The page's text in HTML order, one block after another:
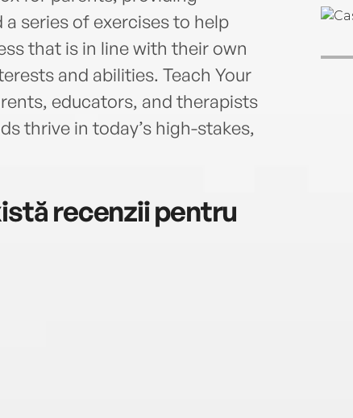
series of exercises to help
that is in line with their own
and abilities. Teach Your
educators, and therapists
thrive in today’s high-stakes,
recenzii pentru
is